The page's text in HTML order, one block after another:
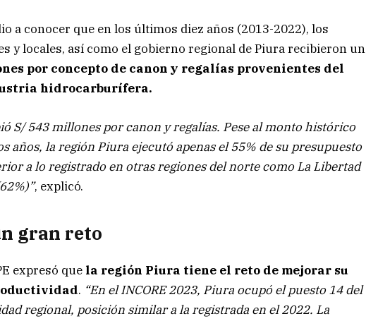
a conocer que en los últimos diez años (2013-2022), los
y locales, así como el gobierno regional de Piura recibieron un
por concepto de canon y regalías provenientes del
hidrocarburífera.
S/ 543 millones por canon y regalías. Pese al monto histórico
años, la región Piura ejecutó apenas el 55% de su presupuesto
a lo registrado en otras regiones del norte como La Libertad
, explicó.
gran reto
expresó que la región Piura tiene el reto de mejorar su
. “En el INCORE 2023, Piura ocupó el puesto 14 del
regional, posición similar a la registrada en el 2022. La